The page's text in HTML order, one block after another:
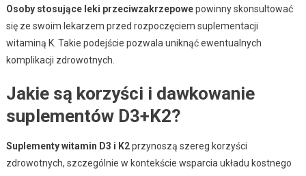
Osoby stosujące leki przeciwzakrzepowepowinny skonsultować
się ze swoim lekarzem przed rozpoczęciem suplementacji
witaminą K. Takie podejście pozwala uniknąć ewentualnych
komplikacji zdrowotnych.
Jakie są korzyści i dawkowanie
suplementów D3+K2?
Suplementy witamin D3 i K2przynoszą szereg korzyści
zdrowotnych, szczególnie w kontekście wsparcia układu kostnego